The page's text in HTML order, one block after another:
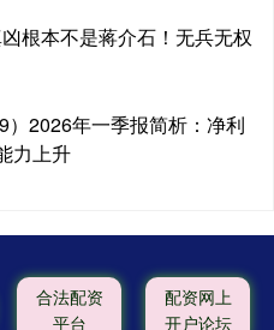
根本不是蒋介石！无兵无权
2026年一季报简析：净利
力上升
合法配资
平台
配资网上
开户论坛